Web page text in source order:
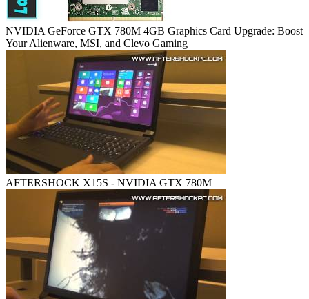
NVIDIA GeForce GTX 780M 4GB Graphics Card Upgrade: Boost
Your Alienware, MSI, and Clevo Gaming
AFTERSHOCK X15S - NVIDIA GTX 780M